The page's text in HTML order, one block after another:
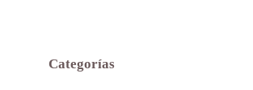
Categorías